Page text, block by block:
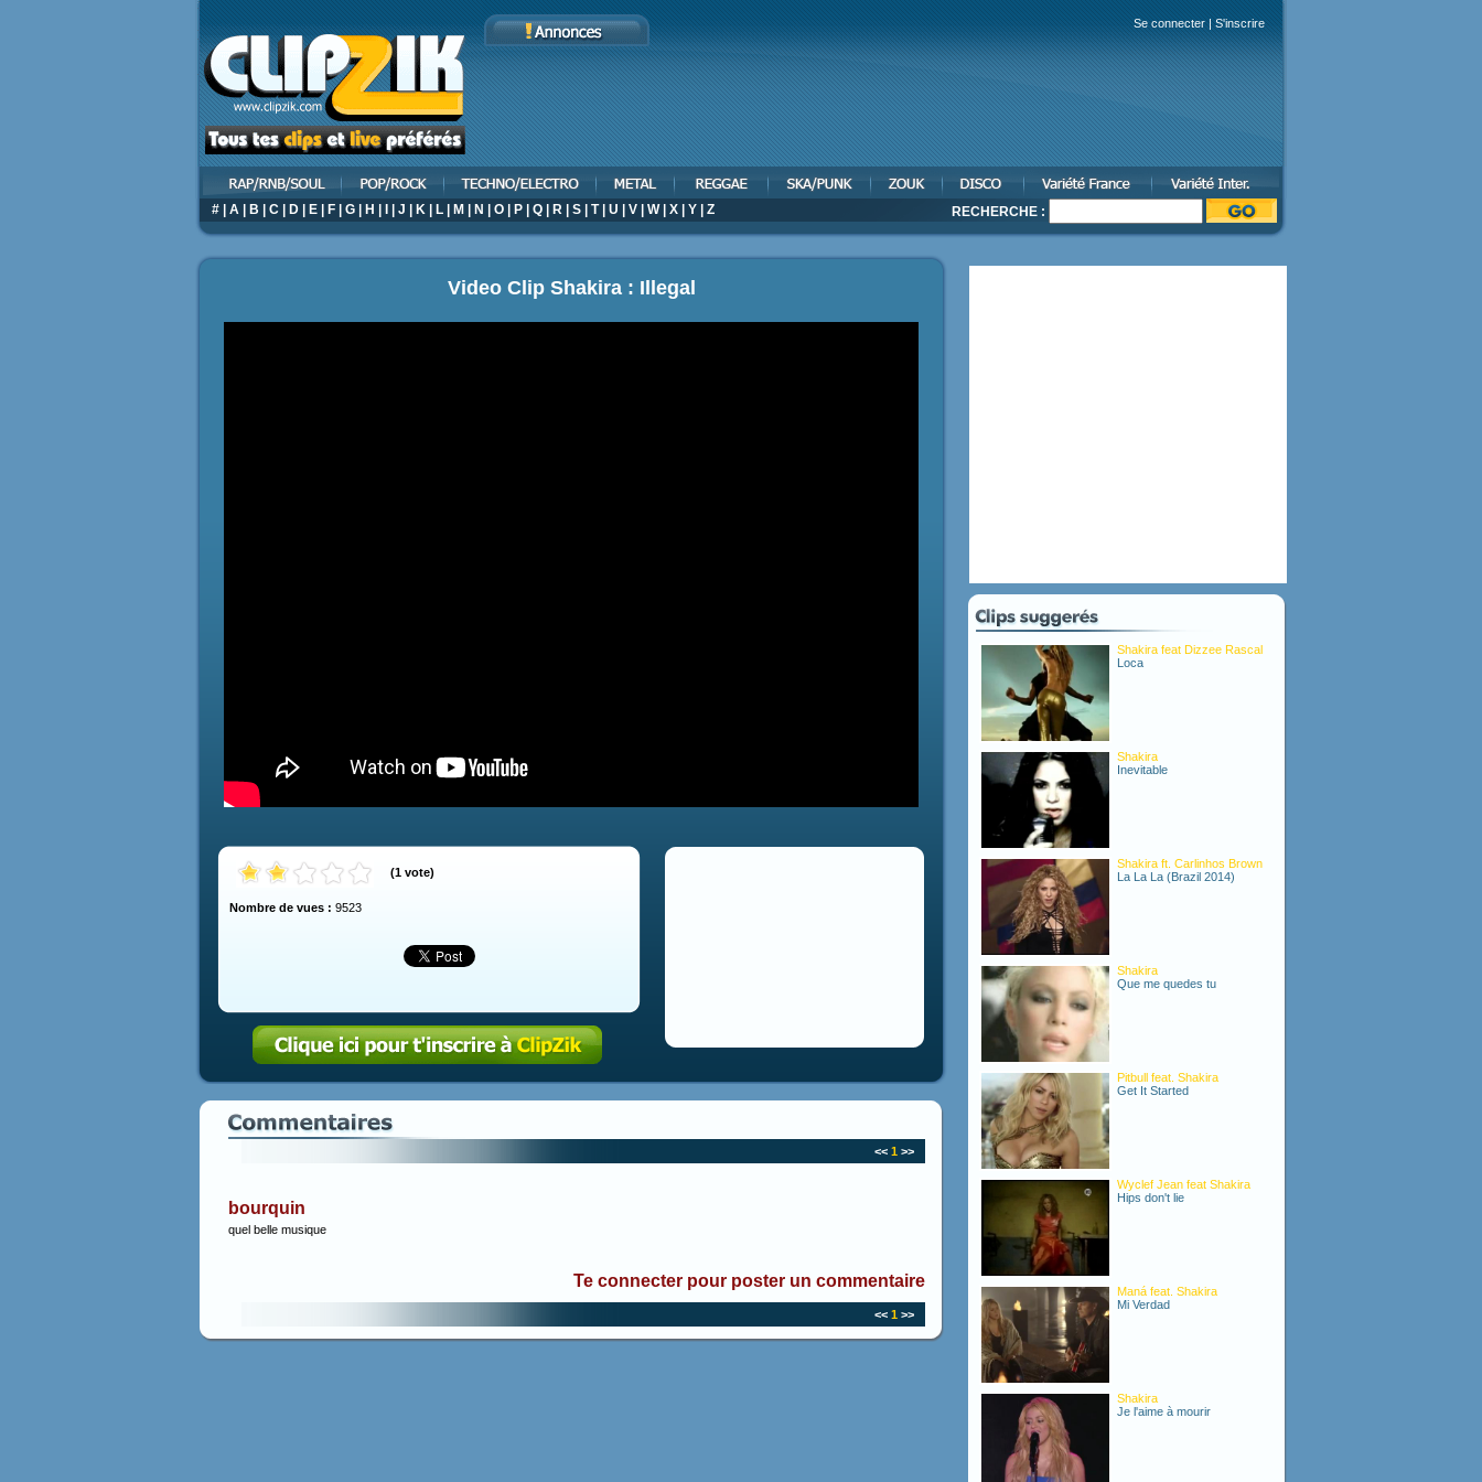
Se connecter | S'inscrire
# A B C D E F G H J K L M N O P Q R S T| U V W| X Y Z RECHERCHE :
Video Clip Shakira : Illegal
(1 vote)
Nombre de vues : 9523
<< 1 >>
bourquin
quel belle musique
Te connecter pour poster un commentaire
<< 1 >>
Shakira feat Dizzee Rascal
Loca
Shakira
Inevitable
Shakira ft. Carlinhos Brown
La La La (Brazil 2014)
Shakira
Que me quedes tu
Pitbull feat. Shakira
Get It Started
Wyclef Jean feat Shakira
Hips don't lie
Maná feat. Shakira
Mi Verdad
Shakira
Je l'aime à mourir